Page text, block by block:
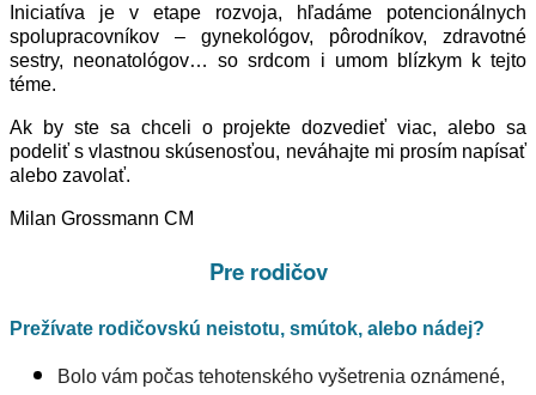
Iniciatíva je v etape rozvoja, hľadáme potencionálnych
spolupracovníkov – gynekológov, pôrodníkov, zdravotné
sestry, neonatológov… so srdcom i umom blízkym k tejto
téme.
Ak by ste sa chceli o projekte dozvedieť viac, alebo sa
podeliť s vlastnou skúsenosťou, neváhajte mi prosím napísať
alebo zavolať.
Milan Grossmann CM
Pre rodičov
Prežívate rodičovskú neistotu, smútok, alebo nádej?
Bolo vám počas tehotenského vyšetrenia oznámené,